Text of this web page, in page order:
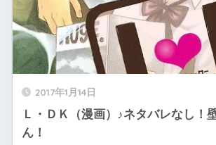
2017年1月14日
Ｌ・ＤＫ（漫画）♪ネタバレなし！
ん！